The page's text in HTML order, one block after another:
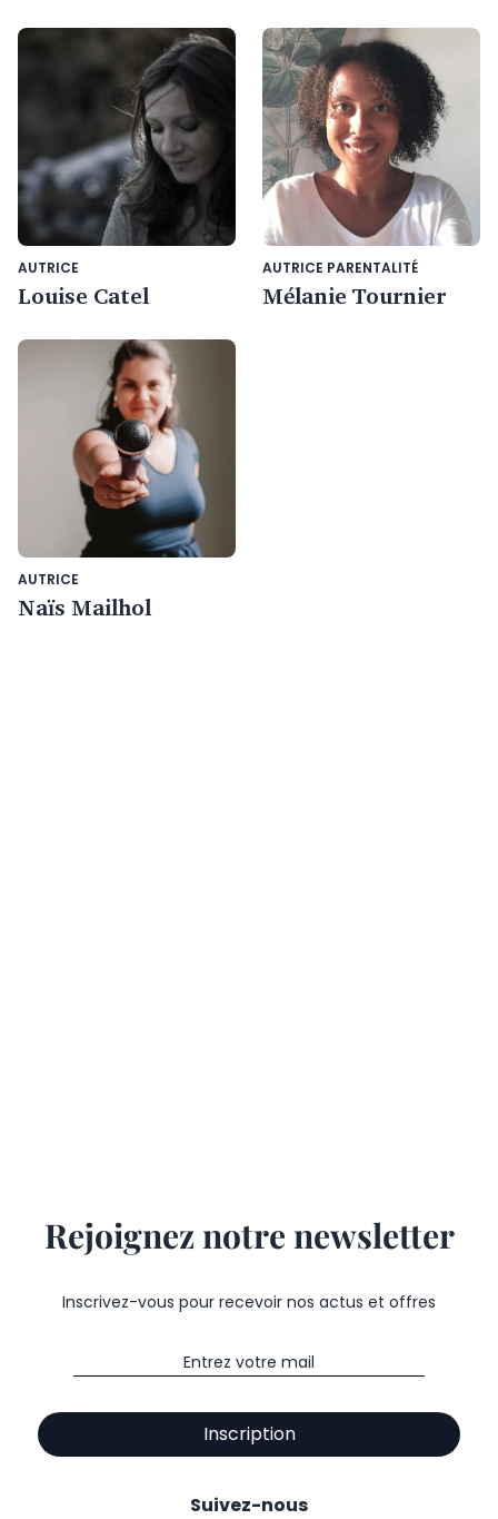
AUTRICE
Louise Catel
AUTRICE PARENTALITÉ
Mélanie Tournier
AUTRICE
Naïs Mailhol
Rejoignez notre newsletter
Inscrivez-vous pour recevoir nos actus et offres
Inscription
Suivez-nous